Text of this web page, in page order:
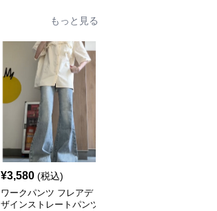
もっと見る
¥3,580 (税込)
ワークパンツ フレアデ
ザインストレートパンツ